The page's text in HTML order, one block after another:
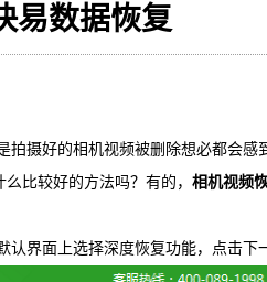
恢复
iPad数据轻松恢复
MAC版下载
易数据恢复
好的相机视频被删除想必都会感
比较好的方法吗？有的， 相机视频
面上选择深度恢复功能，点击下